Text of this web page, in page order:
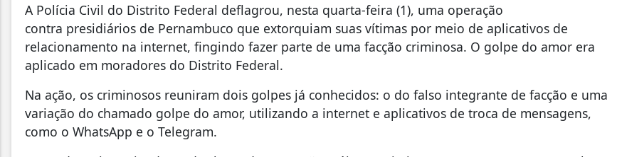
A Polícia Civil do Distrito Federal deflagrou, nesta quarta-feira (1), uma operação
contra presidiários de Pernambuco que extorquiam suas vítimas por meio de aplicativos de
relacionamento na internet, fingindo fazer parte de uma facção criminosa. O golpe do amor era
aplicado em moradores do Distrito Federal.
Na ação, os criminosos reuniram dois golpes já conhecidos: o do falso integrante de facção e uma
variação do chamado golpe do amor, utilizando a internet e aplicativos de troca de mensagens,
como o WhatsApp e o Telegram.